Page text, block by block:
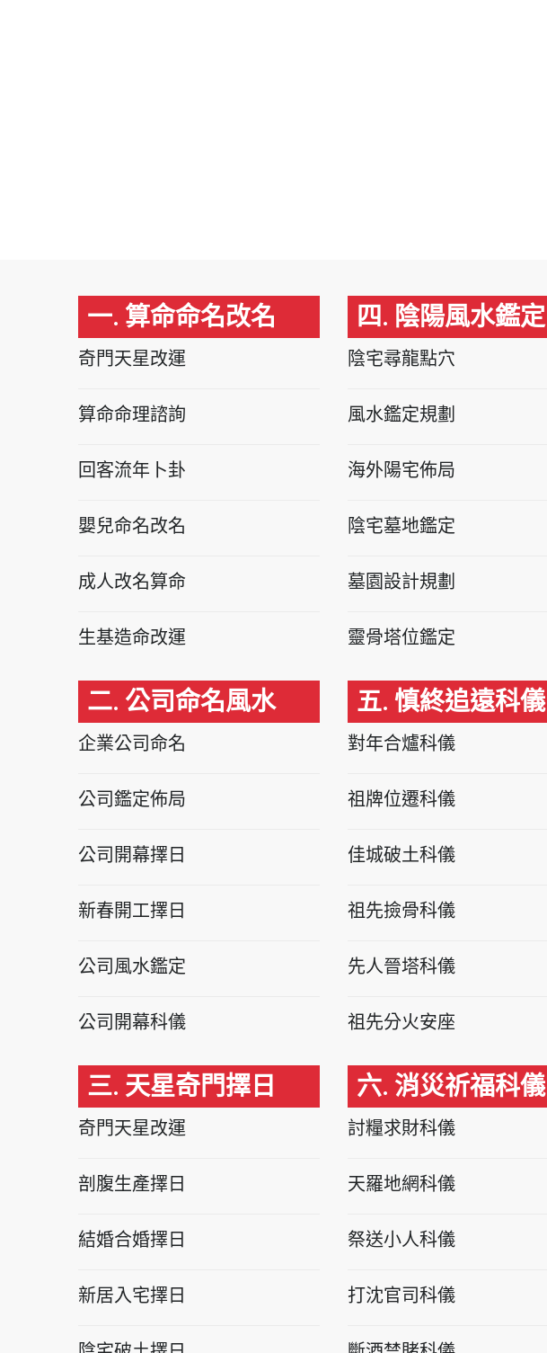
一. 算命命名改名
奇門天星改運
算命命理諮詢
回客流年卜卦
嬰兒命名改名
成人改名算命
生基造命改運
二. 公司命名風水
企業公司命名
公司鑑定佈局
公司開幕擇日
新春開工擇日
公司風水鑑定
公司開幕科儀
三. 天星奇門擇日
奇門天星改運
剖腹生產擇日
結婚合婚擇日
新居入宅擇日
四. 陰陽風水鑑定
陰宅尋龍點穴
風水鑑定規劃
海外陽宅佈局
陰宅墓地鑑定
墓園設計規劃
靈骨塔位鑑定
五. 慎終追遠科儀
對年合爐科儀
祖牌位遷科儀
佳城破土科儀
祖先撿骨科儀
先人晉塔科儀
祖先分火安座
六. 消災祈福科儀
討糧求財科儀
天羅地網科儀
祭送小人科儀
打沈官司科儀